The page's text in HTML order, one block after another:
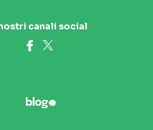
canali social